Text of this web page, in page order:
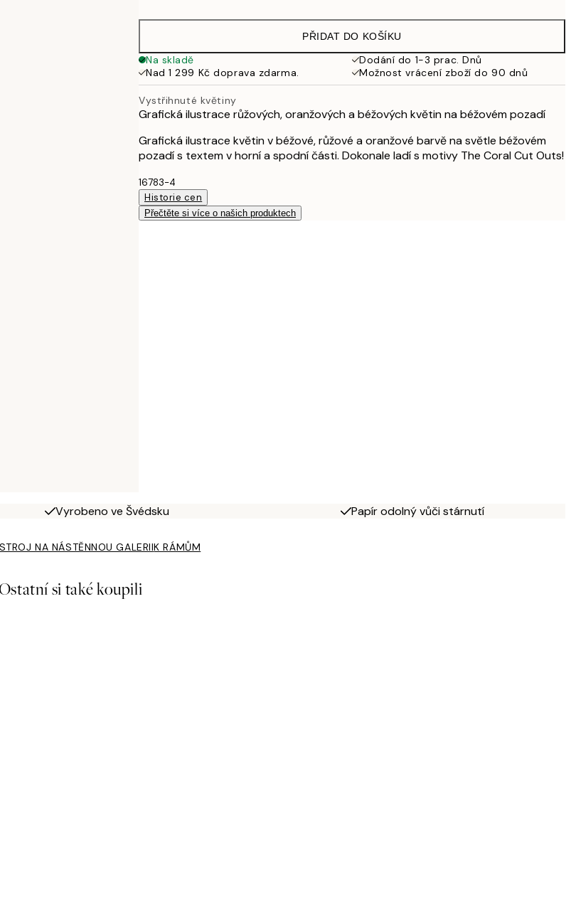
499 Kč
925 Kč
PŘIDAT DO KOŠÍKU
Na skladě
Dodání do 1-3 prac. Dnů
Nad 1 299 Kč doprava zdarma.
Možnost vrácení zboží do 90 dnů
Vystřihnuté květiny
Grafická ilustrace růžových, oranžových a béžových květin na béžovém pozadí
Grafická ilustrace květin v béžové, růžové a oranžové barvě na světle béžovém
pozadí s textem v horní a spodní části. Dokonale ladí s motivy The Coral Cut Outs!
16783-4
Historie cen
Přečtěte si více o našich produktech
Vyrobeno ve Švédsku Papír odolný vůči stárnutí
NA NÁSTĚNNOU GALERIIK RÁMŮM
si také koupili